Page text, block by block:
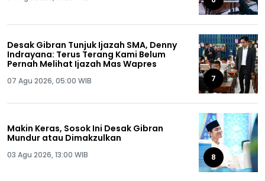
Desak Gibran Tunjuk Ijazah SMA, Denny
Indrayana: Terus Terang Kami Belum
Pernah Melihat Ijazah Mas Wapres
07 Agu 2026, 05:00 WIB 7
Makin Keras, Sosok Ini Desak Gibran
Mundur atau Dimakzulkan
03 Agu 2026, 13:00 WIB 8